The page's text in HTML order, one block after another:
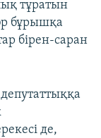
тұратын
бұрышқа
бірен-саран
де,